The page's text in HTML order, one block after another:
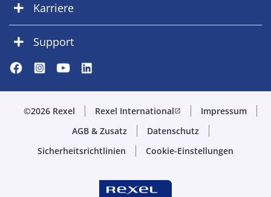
Karriere
Support
©2026 Rexel Rexel Internationalopen_in_new
Impressum
AGB & Zusatz
Datenschutz
Sicherheitsrichtlinien
Cookie-Einstellungen